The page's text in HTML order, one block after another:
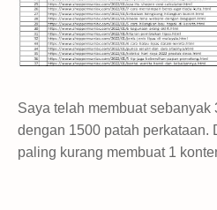
Saya telah membuat sebanyak
dengan 1500 patah perkataan.
paling kurang membuat 1